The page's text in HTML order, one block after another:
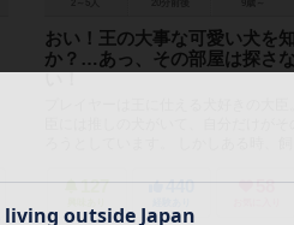
おい！王の大事な可愛い犬を
か？…あっ、その部屋は探さ
プレイヤーは王に仕える犬好きの大臣
臣には推しの犬がいて、自分だけが
ろうとしています。 しかしある時、
127 440 58